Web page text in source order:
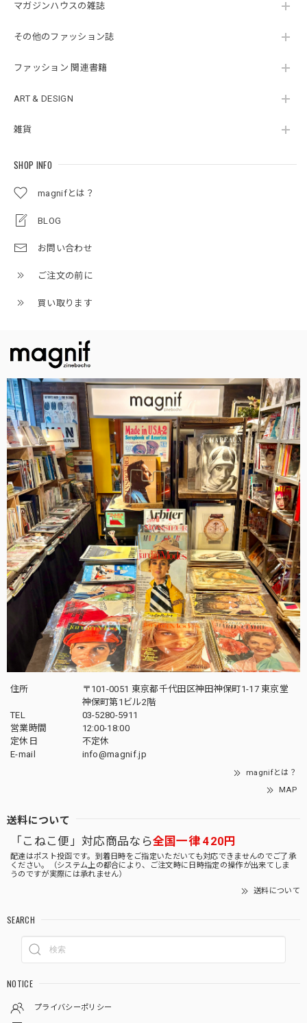
マガジンハウスの雑誌
その他のファッション誌
ファッション 関連書籍
ART & DESIGN
雑貨
SHOP INFO
magnifとは？
BLOG
お問い合わせ
ご注文の前に
買い取ります
住所
〒101-0051 東京都千代田区神田神保町1-17 東京堂
神保町第1ビル2階
TEL
03-5280-5911
営業時間
12:00-18:00
定休日
不定休
E-mail
info@magnif.jp
magnifとは？
MAP
送料について
「こねこ便」対応商品なら全国一律 420円
配達はポスト投函です。到着日時をご指定いただいても対応できませんのでご了承
ください。（システム上の都合により、ご注文時に日時指定の操作が出来てしま
うのですが実際には承れません）
送料について
SEARCH
NOTICE
プライバシーポリシー